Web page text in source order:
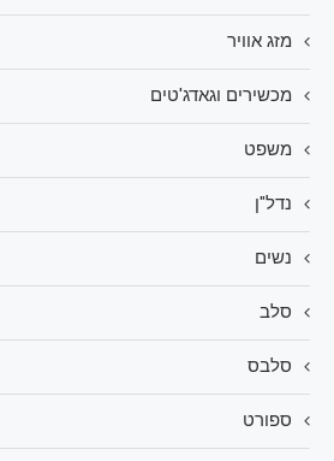
מזג אוויר
מכשירים וגאדג'טים
משפט
נדל"ן
נשים
סלב
סלבס
ספורט